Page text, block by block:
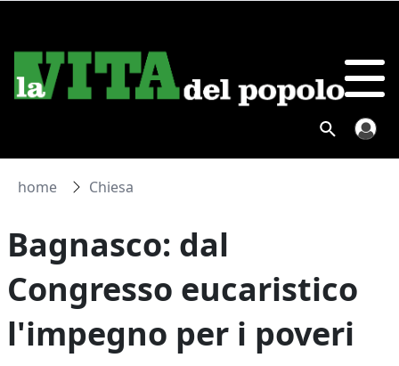
home Chiesa
Bagnasco: dal
Congresso eucaristico
l'impegno per i poveri